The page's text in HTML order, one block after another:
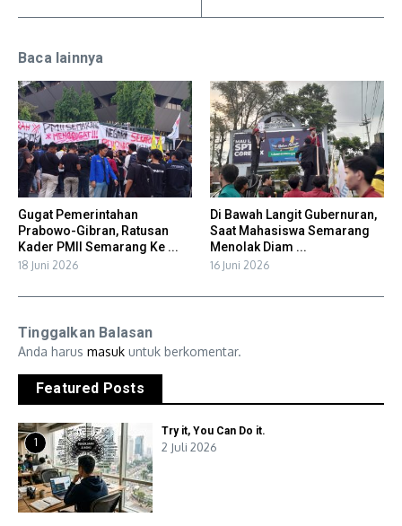
Baca lainnya
Gugat Pemerintahan
Prabowo-Gibran, Ratusan
Kader PMII Semarang Ke ...
18 Juni 2026
Di Bawah Langit Gubernuran,
Saat Mahasiswa Semarang
Menolak Diam ...
16 Juni 2026
Tinggalkan Balasan
Anda harus masuk untuk berkomentar.
Featured Posts
1
Try it, You Can Do it.
2 Juli 2026